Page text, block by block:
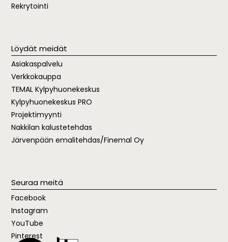
Rekrytointi
Löydät meidät
Asiakaspalvelu
Verkkokauppa
TEMALKylpyhuonekeskus
Kylpyhuonekeskus PRO
Projektimyynti
Nakkilan kalustetehdas
Järvenpään emalitehdas/Finemal Oy
Seuraa meitä
Facebook
Instagram
YouTube
Pinterest